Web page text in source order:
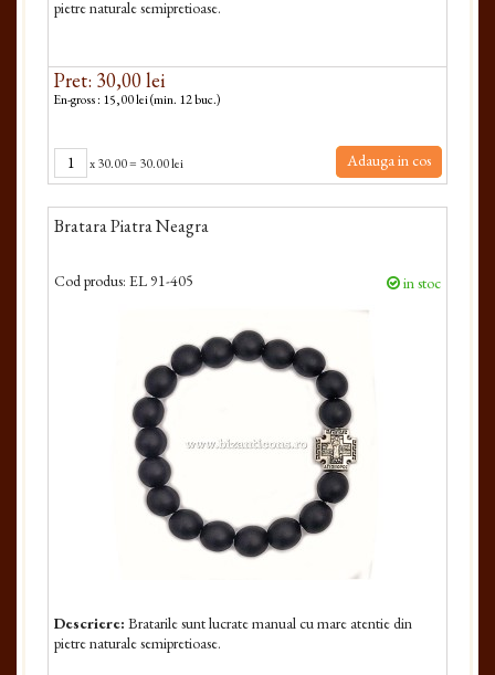
pietre naturale semipretioase.
Pret: 30,00 lei
En-gross : 15,00 lei (min. 12 buc.)
x30.00= 30.00 lei Adauga in cos
Bratara Piatra Neagra
Cod produs: EL 91-405 in stoc
Descriere: Bratarile sunt lucrate manual cu mare atentie din
pietre naturale semipretioase.